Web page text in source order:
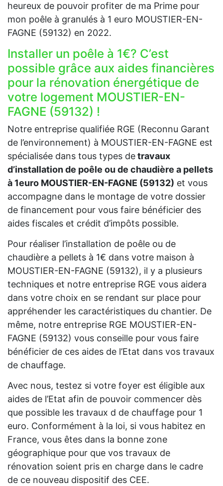
heureux de pouvoir profiter de ma Prime pour
mon poêle à granulés à 1 euro MOUSTIER-EN-
FAGNE (59132) en 2022.
Installer un poêle à 1€? C’est
possible grâce aux aides financières
pour la rénovation énergétique de
votre logement MOUSTIER-EN-
FAGNE (59132) !
Notre entreprise qualifiée RGE (Reconnu Garant
de l’environnement) à MOUSTIER-EN-FAGNE est
spécialisée dans tous types detravaux
d’installation de poêle ou de chaudière a pellets
à 1euro MOUSTIER-EN-FAGNE (59132) et vous
accompagne dans le montage de votre dossier
de financement pour vous faire bénéficier des
aides fiscales et crédit d’impôts possible.
Pour réaliser l’installation de poêle ou de
chaudière a pellets à 1€ dans votre maison à
MOUSTIER-EN-FAGNE (59132), il y a plusieurs
techniques et notre entreprise RGE vous aidera
dans votre choix en se rendant sur place pour
appréhender les caractéristiques du chantier. De
même, notre entreprise RGE MOUSTIER-EN-
FAGNE (59132) vous conseille pour vous faire
bénéficier de ces aides de l’Etat dans vos travaux
de chauffage.
Avec nous, testez si votre foyer est éligible aux
aides de l’Etat afin de pouvoir commencer dès
que possible les travaux d de chauffage pour 1
euro. Conformément à la loi, si vous habitez en
France, vous êtes dans la bonne zone
géographique pour que vos travaux de
rénovation soient pris en charge dans le cadre
de ce nouveau dispositif des CEE.